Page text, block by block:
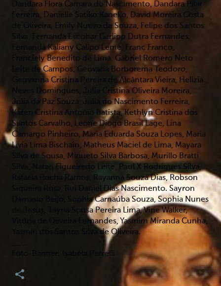
Dandara Flora Camara do Nascimento, Dandara Pilar
Ferreira, Danielle Satiko Kaneko, David Moreira Costa
de Oliveira, Emily Nuevo de Souza, Felipe dos Santos
Silva, Fernanda Escobar Garlipp Dutra Fernandes,
Fernanda Kaliany Calipo Leme, Franc Franco,
Franciely Benedito de Lima, Gabriel Romero Neto
Leite de Campos, Geovana Borborema Teodoro,
Geovanna Cristina Pereira de Alcântara Vieira, Helizia
Neves Domingues, Júlia Cristina Oliveira Moreira,
Julia da Paz Souza, Julia do Nascimento Ferreira,
Karen Cristina Antonio Batista, Kethlyn Cristina dos
Santos Carvalho, Leone Diogo Brasil Lage, Lina
Camargo Pinheiro, Maria Eduarda Souza Lopes, Maria
Livia Lima Bischain, Matheus Maciel de Lima, Mayara
Silva de Sousa, Minueto Silva Barbosa, Murillo Bratti
Silva, Natan Figueiredo Leite, Paul X Rodrigues Silva,
Rafaela Rocha Ramos, Rayanna Souza Dias, Robson
Siqueira Rosa, Rui Daniel Dias Nascimento. Sayron
Damasio Beijo, Sophia Carnaúba Souza, Sophia Nunes
de Jesus, Tayna Sousa Pereira Lima, Vine Walker,
Vitória de Oliveira Fernandes, Yasmim Miranda Cunha,
Yasmin dos Santos Silva de Oliveira.
Foto-Banner: Isabela Perrelli